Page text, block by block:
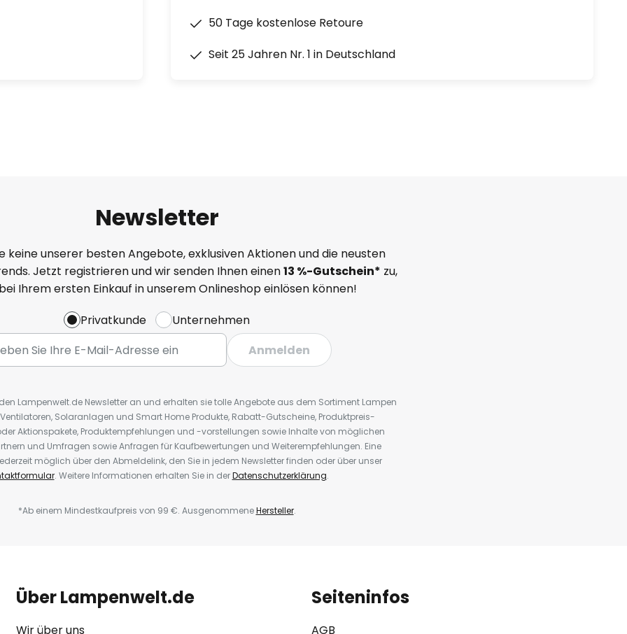
50 Tage kostenlose Retoure
Seit 25 Jahren Nr. 1 in Deutschland
Newsletter
keine unserer besten Angebote, exklusiven Aktionen und die neusten
Jetzt registrieren und wir senden Ihnen einen13 %-Gutschein* zu,
Ihrem ersten Einkauf in unserem Onlineshop einlösen können!
Privatkunde
Unternehmen
Anmelden
Lampenwelt.de Newsletter an und erhalten sie tolle Angebote aus dem Sortiment Lampen
Solaranlagen und Smart Home Produkte, Rabatt-Gutscheine, Produktpreis-
Aktionspakete, Produktempfehlungen und -vorstellungen sowie Inhalte von möglichen
und Umfragen sowie Anfragen für Kaufbewertungen und Weiterempfehlungen. Eine
möglich über den Abmeldelink, den Sie in jedem Newsletter finden oder über unser
. Weitere Informationen erhalten Sie in derDatenschutzerklärung.
*Ab einem Mindestkaufpreis von 99 €. AusgenommeneHersteller.
Über Lampenwelt.de
Wir über uns
Seiteninfos
AGB